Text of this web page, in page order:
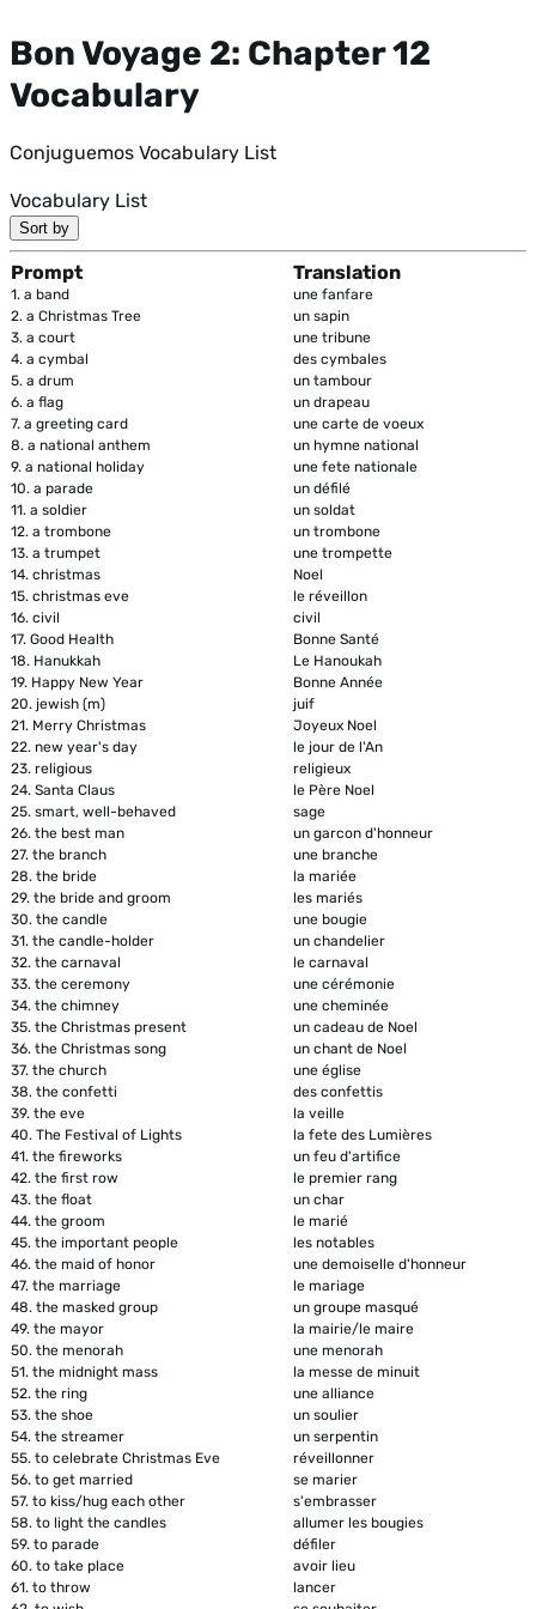
Bon Voyage 2: Chapter 12
Vocabulary
Conjuguemos Vocabulary List
Vocabulary List
Sort by
Prompt Translation
1. a band
une fanfare
2. a Christmas Tree
un sapin
3. a court
une tribune
4. a cymbal
des cymbales
5. a drum
un tambour
6. a flag
un drapeau
7. a greeting card
une carte de voeux
8. a national anthem
un hymne national
9. a national holiday
une fete nationale
10. a parade
un défilé
11. a soldier
un soldat
12. a trombone
un trombone
13. a trumpet
une trompette
14. christmas
Noel
15. christmas eve
le réveillon
16. civil
civil
17. Good Health
Bonne Santé
18. Hanukkah
Le Hanoukah
19. Happy New Year
Bonne Année
20. jewish (m)
juif
21. Merry Christmas
Joyeux Noel
22. new year's day
le jour de l'An
23. religious
religieux
24. Santa Claus
le Père Noel
25. smart, well-behaved
sage
26. the best man
un garcon d'honneur
27. the branch
une branche
28. the bride
la mariée
29. the bride and groom
les mariés
30. the candle
une bougie
31. the candle-holder
un chandelier
32. the carnaval
le carnaval
33. the ceremony
une cérémonie
34. the chimney
une cheminée
35. the Christmas present
un cadeau de Noel
36. the Christmas song
un chant de Noel
37. the church
une église
38. the confetti
des confettis
39. the eve
la veille
40. The Festival of Lights
la fete des Lumières
41. the fireworks
un feu d'artifice
42. the first row
le premier rang
43. the float
un char
44. the groom
le marié
45. the important people
les notables
46. the maid of honor
une demoiselle d'honneur
47. the marriage
le mariage
48. the masked group
un groupe masqué
49. the mayor
la mairie/le maire
50. the menorah
une menorah
51. the midnight mass
la messe de minuit
52. the ring
une alliance
53. the shoe
un soulier
54. the streamer
un serpentin
55. to celebrate Christmas Eve
réveillonner
56. to get married
se marier
57. to kiss/hug each other
s'embrasser
58. to light the candles
allumer les bougies
59. to parade
défiler
60. to take place
avoir lieu
61. to throw
lancer